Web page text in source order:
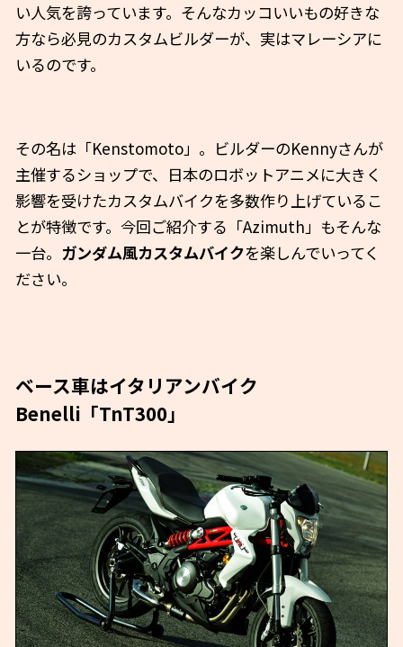
い人気を誇っています。そんなカッコいいもの好きな
方なら必見のカスタムビルダーが、実はマレーシアに
いるのです。
その名は「Kenstomoto」。ビルダーのKennyさんが
主催するショップで、日本のロボットアニメに大きく
影響を受けたカスタムバイクを多数作り上げているこ
とが特徴です。今回ご紹介する「Azimuth」もそんな
一台。 ガンダム風カスタムバイクを楽しんでいってく
ださい。
ベース車はイタリアンバイク
Benelli「TnT300」